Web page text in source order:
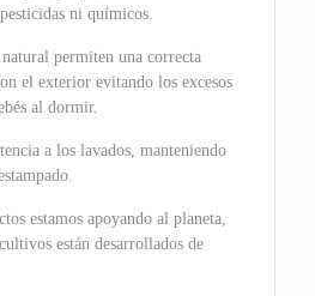
ni químicos.
permiten una correcta
el exterior evitando los excesos
al dormir.
a los lavados, manteniendo
estamos apoyando al planeta,
están desarrollados de